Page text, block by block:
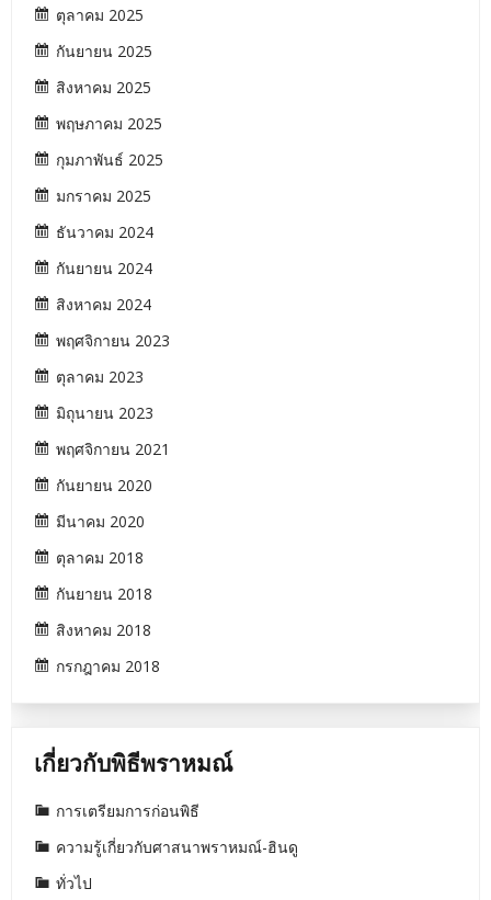
ตุลาคม 2025
กันยายน 2025
สิงหาคม 2025
พฤษภาคม 2025
กุมภาพันธ์ 2025
มกราคม 2025
ธันวาคม 2024
กันยายน 2024
สิงหาคม 2024
พฤศจิกายน 2023
ตุลาคม 2023
มิถุนายน 2023
พฤศจิกายน 2021
กันยายน 2020
มีนาคม 2020
ตุลาคม 2018
กันยายน 2018
สิงหาคม 2018
กรกฎาคม 2018
เกี่ยวกับพิธีพราหมณ์
การเตรียมการก่อนพิธี
ความรู้เกี่ยวกับศาสนาพราหมณ์-ฮินดู
ทั่วไป